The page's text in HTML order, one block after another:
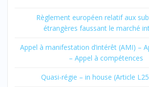
Règlement européen relatif aux
étrangères faussant le marché
Appel à manifestation d’intérêt (AMI) –
– Appel à compétences
Quasi-régie – in house (Article